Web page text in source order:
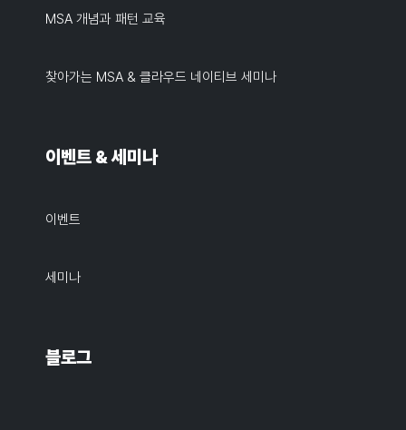
MSA 개념과 패턴 교육
찾아가는 MSA & 클라우드 네이티브 세미나
이벤트 & 세미나
이벤트
세미나
블로그